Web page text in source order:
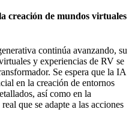
creación de mundos virtuales
continúa avanzando, su
y experiencias de RV se
Se espera que la IA
en la creación de entornos
así como en la
que se adapte a las acciones